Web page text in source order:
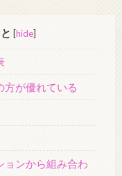
[hide]
方が優れている
ョンから組み合わ